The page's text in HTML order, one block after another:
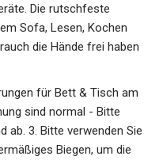
Die rutschfeste
Sofa, Lesen, Kochen
die Hände frei haben
für Bett & Tisch am
sind normal - Bitte
ab. 3. Bitte verwenden Sie
Biegen, um die